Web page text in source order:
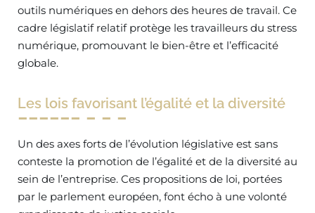
outils numériques en dehors des heures de travail. Ce
cadre législatif relatif protège les travailleurs du stress
numérique, promouvant le bien-être et l’efficacité
globale.
Les lois favorisant l’égalité et la diversité
Un des axes forts de l’évolution législative est sans
conteste la promotion de l’égalité et de la diversité au
sein de l’entreprise. Ces propositions de loi, portées
par le parlement européen, font écho à une volonté